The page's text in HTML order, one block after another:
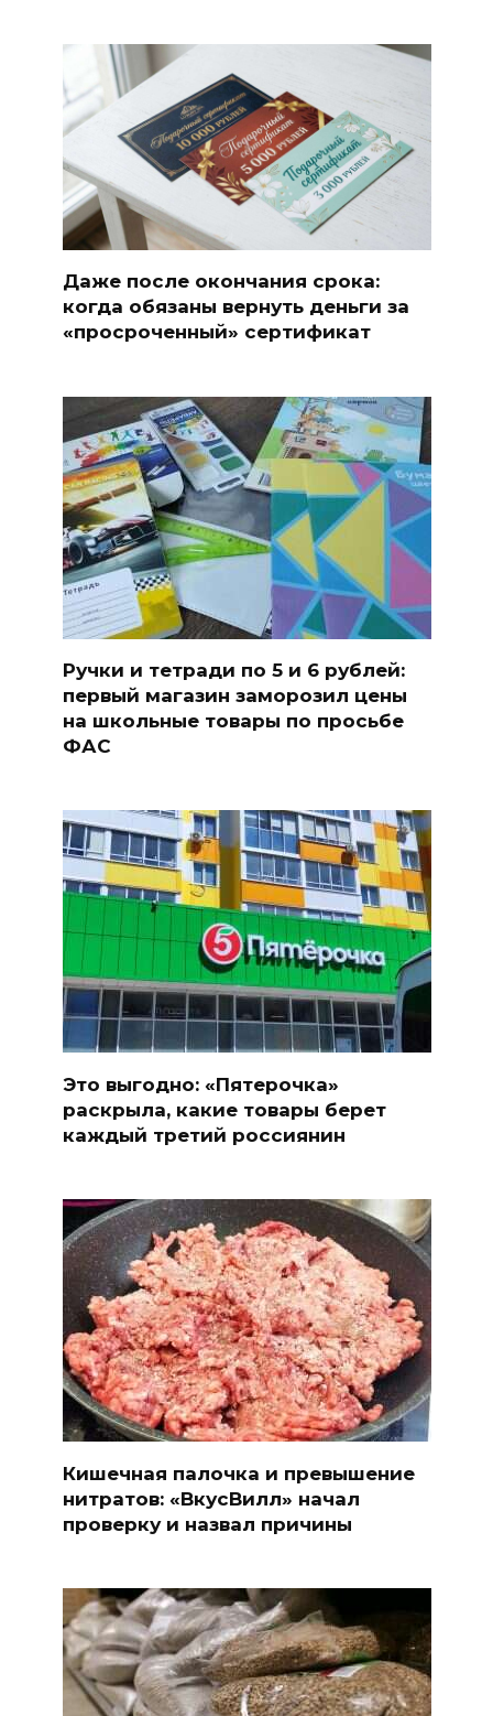
Даже после окончания срока:
когда обязаны вернуть деньги за
«просроченный» сертификат
Ручки и тетради по 5 и 6 рублей:
первый магазин заморозил цены
на школьные товары по просьбе
ФАС
Это выгодно: «Пятерочка»
раскрыла, какие товары берет
каждый третий россиянин
Кишечная палочка и превышение
нитратов: «ВкусВилл» начал
проверку и назвал причины